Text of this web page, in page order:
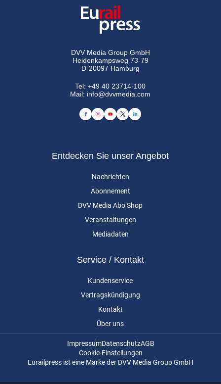
DVV Media Group GmbH
Heidenkampsweg 73-79
D-20097 Hamburg
Tel:+49 40 23714-100
Mail: info@dvvmedia.com
Entdecken Sie unser Angebot
Nachrichten
Abonnement
DVV Media Abo Shop
Veranstaltungen
Mediadaten
Service / Kontakt
Kundenservice
Vertragskündigung
Kontakt
Über uns
ImpressumDatenschutzAGB
Cookie-Einstellungen
Eurailpress ist eine Marke der DVV Media Group GmbH